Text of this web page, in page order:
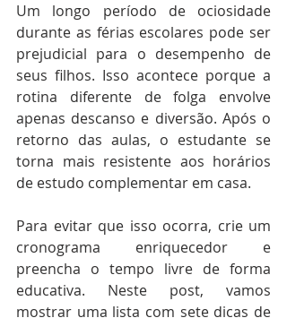
Um longo período de ociosidade
durante as férias escolares pode ser
prejudicial para o desempenho de
seus filhos. Isso acontece porque a
rotina diferente de folga envolve
apenas descanso e diversão. Após o
retorno das aulas, o estudante se
torna mais resistente aos horários
de estudo complementar em casa.
Para evitar que isso ocorra, crie um
cronograma enriquecedor e
preencha o tempo livre de forma
educativa. Neste post, vamos
mostrar uma lista com sete dicas de